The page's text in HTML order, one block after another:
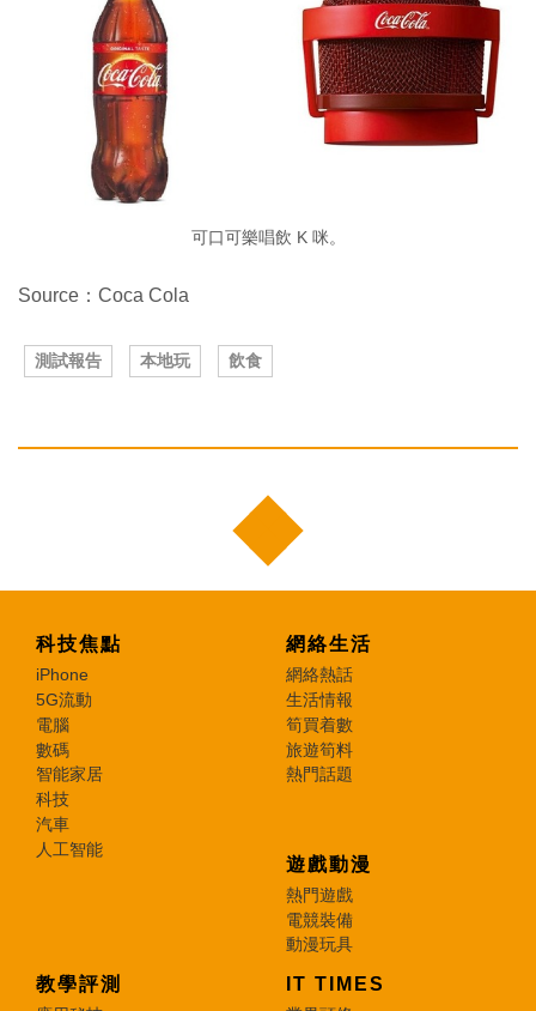
可口可樂唱飲 K 咪。
Source：Coca Cola
測試報告 本地玩 飲食
科技焦點
iPhone
5G流動
電腦
數碼
智能家居
科技
汽車
人工智能
網絡生活
網絡熱話
生活情報
筍買着數
旅遊筍料
熱門話題
遊戲動漫
熱門遊戲
電競裝備
動漫玩具
教學評測 IT TIMES